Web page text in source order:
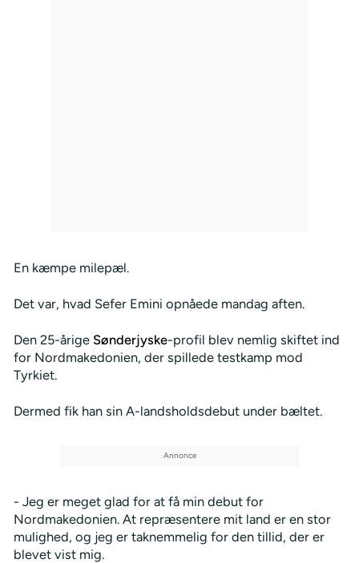
En kæmpe milepæl.
Det var, hvad Sefer Emini opnåede mandag aften.
Den 25-årige Sønderjyske-profil blev nemlig skiftet ind
for Nordmakedonien, der spillede testkamp mod
Tyrkiet.
Dermed fik han sin A-landsholdsdebut under bæltet.
- Jeg er meget glad for at få min debut for
Nordmakedonien. At repræsentere mit land er en stor
mulighed, og jeg er taknemmelig for den tillid, der er
blevet vist mig.